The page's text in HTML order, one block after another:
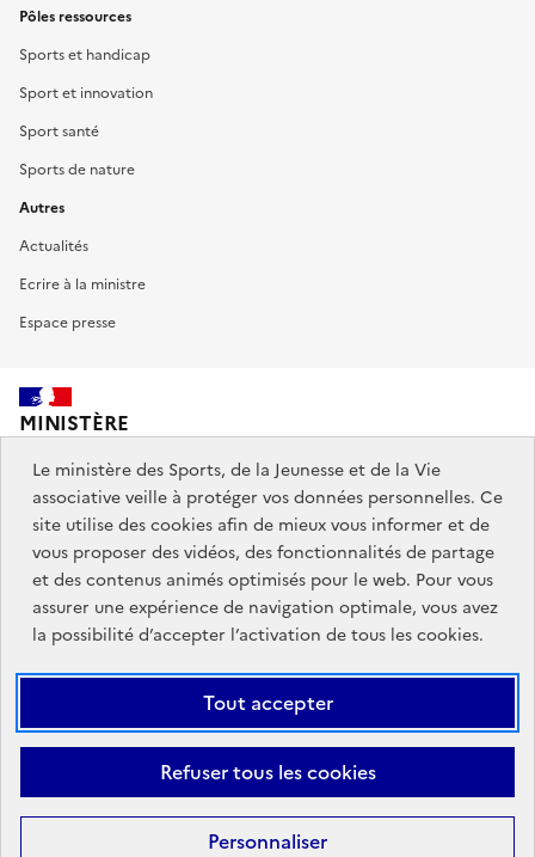
Pôles ressources
Sports et handicap
Sport et innovation
Sport santé
Sports de nature
Autres
Actualités
Ecrire à la ministre
Espace presse
MINISTÈRE
DES SPORTS,
DE LA JEUNESSE
ET DE LA VIE ASSOCIATIVE
Découvrez également jeunes.gouv.fr et education.gouv.fr.
Liens
institutionnels
info.gouv.fr
service-public.gouv.fr
légifrance.gouv.fr
data.gouv.fr
Liens
légaux
Plan du site Mentions Légales
Accessibilité : partiellement
Sauf mention contraire, tous les contenus de ce site sont sous
Le ministère des Sports, de la Jeunesse et de la Vie
associative veille à protéger vos données personnelles. Ce
site utilise des cookies afin de mieux vous informer et de
vous proposer des vidéos, des fonctionnalités de partage
et des contenus animés optimisés pour le web. Pour vous
assurer une expérience de navigation optimale, vous avez
la possibilité d’accepter l’activation de tous les cookies.
Tout accepter
Refuser tous les cookies
Personnaliser